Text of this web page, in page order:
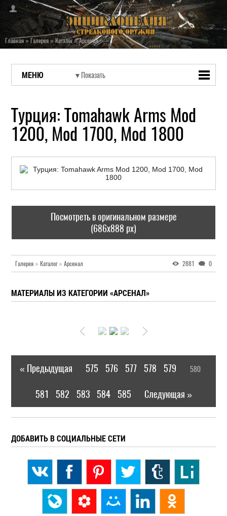
Главная»Галерея»Каталог»Арсенал
МЕНЮ
Турция: Tomahawk Arms Mod
1200, Mod 1700, Mod 1800
Посмотреть в оригинальном размере
(686x888 px)
Галерея » Каталог» Арсенал 2881 0
МАТЕРИАЛЫ ИЗ КАТЕГОРИИ «АРСЕНАЛ»
« Предыдущая 575 576 577 578 579 580
581 582 583 584 585 Следующая »
ДОБАВИТЬ В СОЦИАЛЬНЫЕ СЕТИ